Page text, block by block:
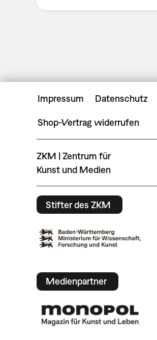
Impressum Datenschutz
Shop-Vertrag widerrufen
ZKM | Zentrum für
Kunst und Medien
Stifter des ZKM
Medienpartner